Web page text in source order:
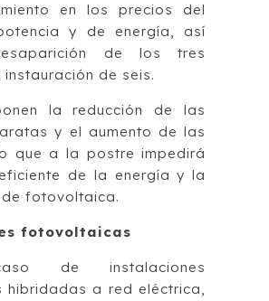
en los precios del
y de energía, así
de los tres
de seis.
la reducción de las
y el aumento de las
que a la postre impedirá
de la energía y la
fotovoltaica.
fotovoltaicas
de instalaciones
hibridadas a red eléctrica,